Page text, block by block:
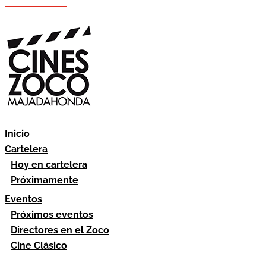
Inicio
Cartelera
Hoy en cartelera
Próximamente
Eventos
Próximos eventos
Directores en el Zoco
Cine Clásico